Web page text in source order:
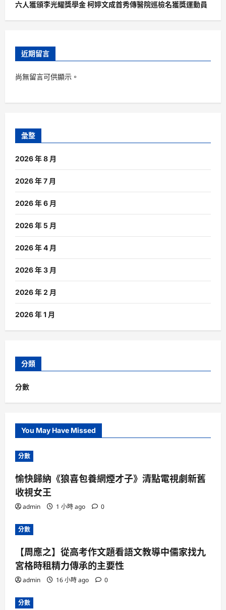
六人獲頒李光耀獎學金 柯婷文成首秀傳醫院巡檢名獲獎運動員
近期留言
尚無留言可供顯示。
彙整
2026 年 8 月
2026 年 7 月
2026 年 6 月
2026 年 5 月
2026 年 4 月
2026 年 3 月
2026 年 2 月
2026 年 1 月
分類
分數
You May Have Missed
分數
愉快歸納《狼喜包養網煙才子》清點電視劇新舊
收視女王
admin 1 小時 ago 0
分數
【周應之】從高考作文題看語文教導中儒家找九
宮格時租精力傳承的主要性
admin 16 小時 ago 0
分數